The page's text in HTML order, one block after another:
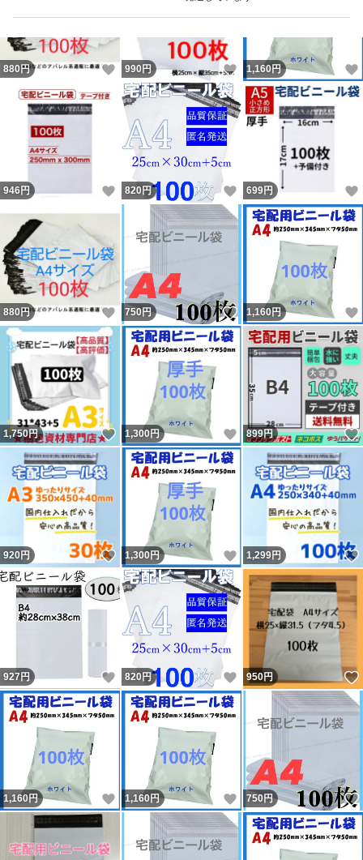
細かいことが気になる人は、かなり慎重にご検討くださ
い。
商品はポスト投函でのお届けになります。
お届け目安：発送から2～3日後（土日祝を除く）
※簡易包装で発送します。
写真の色と実物とでは多少違う場合がございます。
本商品は届いてすぐの場合、素材特有の臭いが感じられる
ことがあります。
畳みジワがあります。
シワが気になる場合は、一度伸ばしてからお使いくださ
い。
端が折れたり、袋がよれたりしたものが届く場合がありま
す
袋に汚れが有ったり、寄れていたり、キズや小さな穴があ
ってもOKな方が対象です！
細かいことが気になる人はご購入をお控えください。
上記予めご理解いただいた上でのご購入をお願い致しま
す。
880 円 いいね！
990 円 いいね！
1,160円
946 円 いいね！
820円 いいね！
699円
880 円 いいね！
750円 いいね！
1,160円
1,750円 いいね！
1,300円 いいね！
899円
920円 いいね！
1,300円 いいね！
1,299円
927円 いいね！
820円 いいね！
950円
1,160円 いいね！
1,160円 いいね！
750円